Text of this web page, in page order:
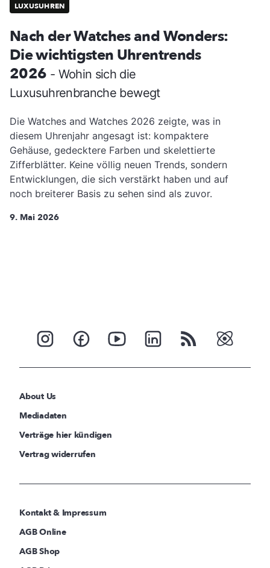
LUXUSUHREN
Nach der Watches and Wonders:
Die wichtigsten Uhrentrends
2026 - Wohin sich die
Luxusuhrenbranche bewegt
Die Watches and Watches 2026 zeigte, was in
diesem Uhrenjahr angesagt ist: kompaktere
Gehäuse, gedecktere Farben und skelettierte
Zifferblätter. Keine völlig neuen Trends, sondern
Entwicklungen, die sich verstärkt haben und auf
noch breiterer Basis zu sehen sind als zuvor.
9. Mai 2026
About Us
Mediadaten
Verträge hier kündigen
Vertrag widerrufen
Kontakt & Impressum
AGB Online
AGB Shop